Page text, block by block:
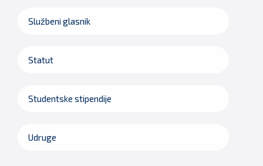
Službeni glasnik
Statut
Studentske stipendije
Udruge